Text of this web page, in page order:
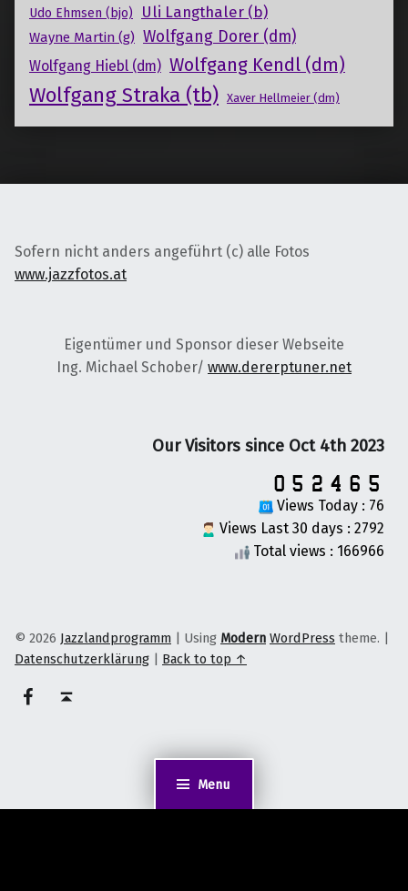
Menu
Udo Ehmsen (bjo)
Uli Langthaler (b)
Wayne Martin (g) Wolfgang Dorer (dm)
Wolfgang Hiebl (dm) Wolfgang Kendl (dm)
Wolfgang Straka (tb) Xaver Hellmeier (dm)
Sofern nicht anders angeführt (c) alle Fotos
www.jazzfotos.at
Eigentümer und Sponsor dieser Webseite
Ing. Michael Schober/ www.dererptuner.net
Our Visitors since Oct 4th 2023
Views Today : 76
Views Last 30 days : 2792
Total views : 166966
© 2026 Jazzlandprogramm | Using Modern WordPress theme. |
Datenschutzerklärung | Back to top ↑